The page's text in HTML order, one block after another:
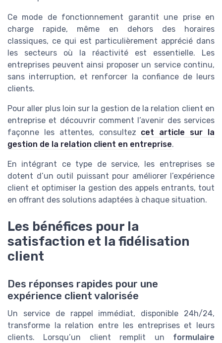
Ce mode de fonctionnement garantit une prise en
charge rapide, même en dehors des horaires
classiques, ce qui est particulièrement apprécié dans
les secteurs où la réactivité est essentielle. Les
entreprises peuvent ainsi proposer un service continu,
sans interruption, et renforcer la confiance de leurs
clients.
Pour aller plus loin sur la gestion de la relation client en
entreprise et découvrir comment l’avenir des services
façonne les attentes, consultez cet article sur la
gestion de la relation client en entreprise.
En intégrant ce type de service, les entreprises se
dotent d’un outil puissant pour améliorer l’expérience
client et optimiser la gestion des appels entrants, tout
en offrant des solutions adaptées à chaque situation.
Les bénéfices pour la
satisfaction et la fidélisation
client
Des réponses rapides pour une
expérience client valorisée
Un service de rappel immédiat, disponible 24h/24,
transforme la relation entre les entreprises et leurs
clients. Lorsqu’un client remplit un formulaire